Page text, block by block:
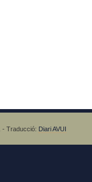
- Traducció: Diari AVUI